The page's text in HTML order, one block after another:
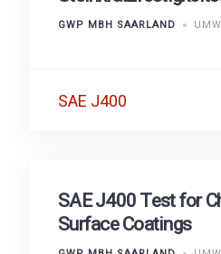
GWP MBH SAARLAND
SAE J400
SAE J400 Test for
Surface Coatings